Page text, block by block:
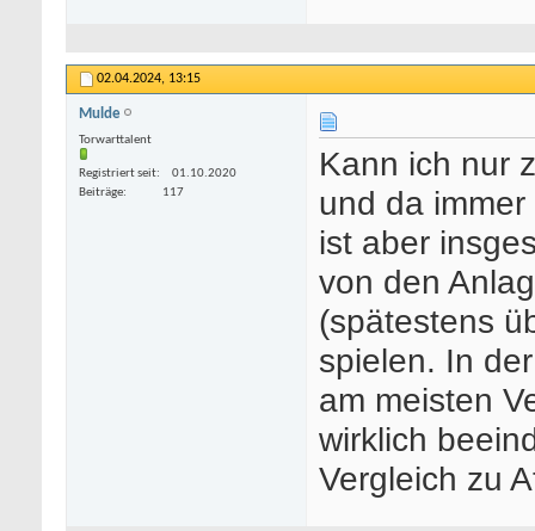
02.04.2024, 13:15
Mulde
Torwarttalent
Registriert seit
01.10.2020
Beiträge
117
Kann ich nur
und da
ist aber
von den
(spätestens
spielen. In
am meisten
wirklich
Vergleich zu